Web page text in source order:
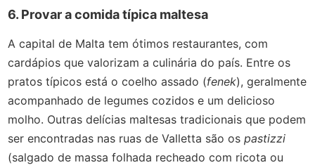
6. Provar a comida típica maltesa
A capital de Malta tem ótimos restaurantes, com
cardápios que valorizam a culinária do país. Entre os
pratos típicos está o coelho assado (fenek), geralmente
acompanhado de legumes cozidos e um delicioso
molho. Outras delícias maltesas tradicionais que podem
ser encontradas nas ruas de Valletta são ospastizzi
(salgado de massa folhada recheado com ricota ou